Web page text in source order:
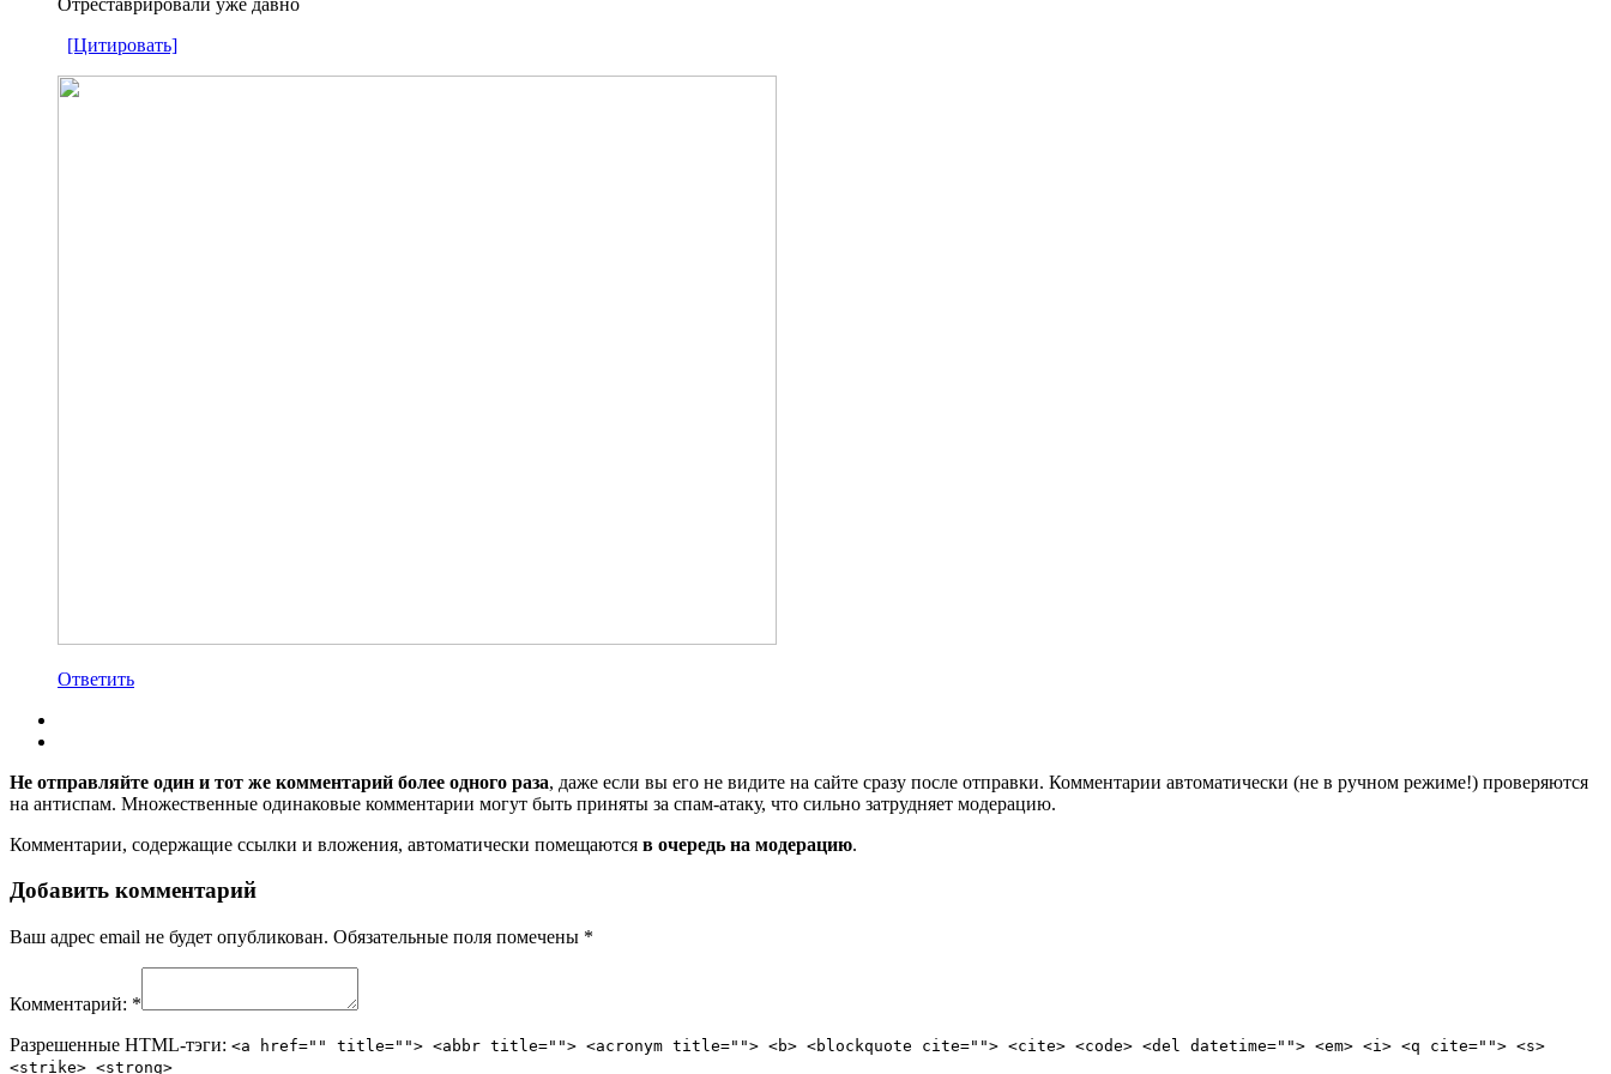
[Цитировать]
Ответить
Не отправляйте один и тот же комментарий более одного раза, даже если вы его не видите на сайте сразу после отправки. Комментарии автоматически (не в ручном режиме!) проверяются
на антиспам. Множественные одинаковые комментарии могут быть приняты за спам-атаку, что сильно затрудняет модерацию.
Комментарии, содержащие ссылки и вложения, автоматически помещаются в очередь на модерацию.
Добавить комментарий
Ваш адрес email не будет опубликован. Обязательные поля помечены *
Комментарий: *
Разрешенные HTML-тэги: <a href="" title=""> <abbr title=""> <acronym title=""> <b> <blockquote cite=""> <cite> <code> <del datetime=""> <em> <i> <q cite=""> <s>
<strike> <strong>